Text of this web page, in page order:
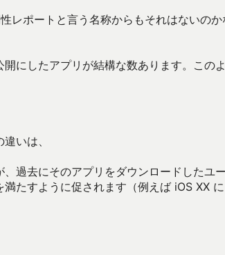
レポートと言う名称からもそれはないのか
にしたアプリが結構な数あります。このよ
いは、
過去にそのアプリをダウンロードしたユー
たすように促されます（例えば iOS XX に